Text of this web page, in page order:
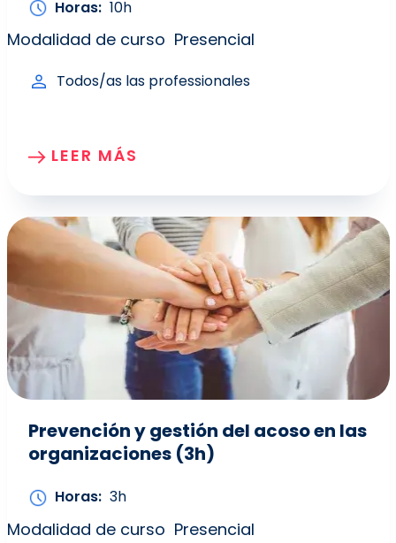
Horas 10h
Modalidad de curso Presencial
Todos/as las professionales
LEER MÁS
Prevención y gestión del acoso en las
organizaciones (3h)
Horas 3h
Modalidad de curso Presencial